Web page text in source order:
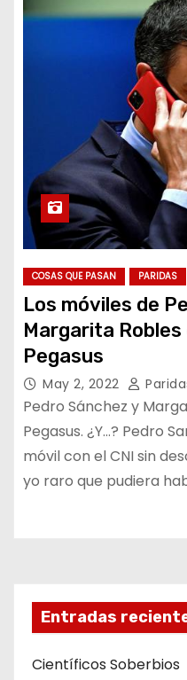
COSAS QUE PASAN PARIDAS
Los móviles de
Margarita
Pegasus
May 2, 2022
Pedro Sánchez y
Pegasus. ¿Y…? Pedro
móvil con el CNI sin
yo raro que pudiera
Entradas
Científicos Soberbios